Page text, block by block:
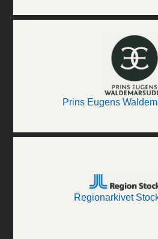
Prins Eugens
Regionarkivet